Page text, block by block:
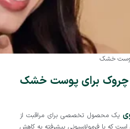
پوست خشک
چروک برای پوست خشک
یک محصول تخصصی برای مراقبت از